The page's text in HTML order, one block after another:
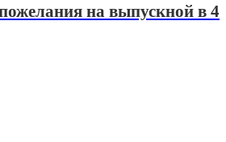
на выпускной в 4